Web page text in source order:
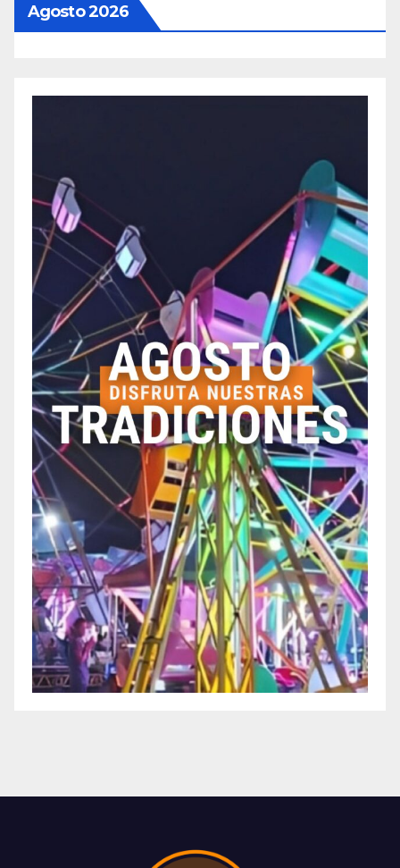
Agosto 2026